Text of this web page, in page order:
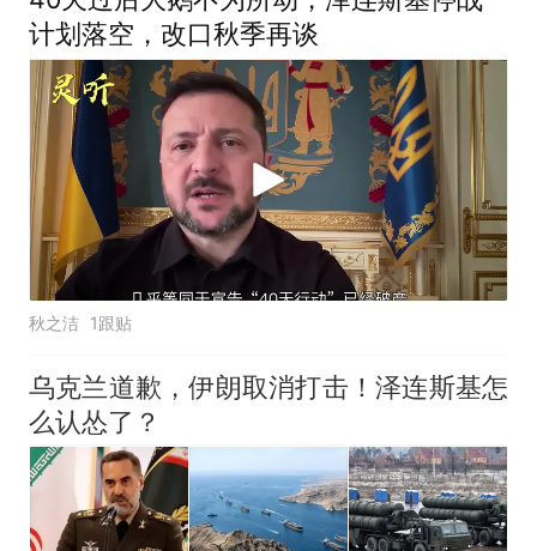
计划落空，改口秋季再谈
秋之洁 1跟贴
乌克兰道歉，伊朗取消打击！泽连斯基怎
么认怂了？